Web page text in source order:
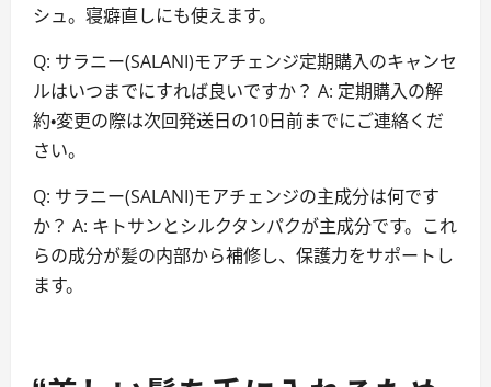
シュ。寝癖直しにも使えます。
Q: サラニー(SALANI)モアチェンジ定期購入のキャンセ
ルはいつまでにすれば良いですか？ A: 定期購入の解
約・変更の際は次回発送日の10日前までにご連絡くだ
さい。
Q: サラニー(SALANI)モアチェンジの主成分は何です
か？ A: キトサンとシルクタンパクが主成分です。これ
らの成分が髪の内部から補修し、保護力をサポートし
ます。